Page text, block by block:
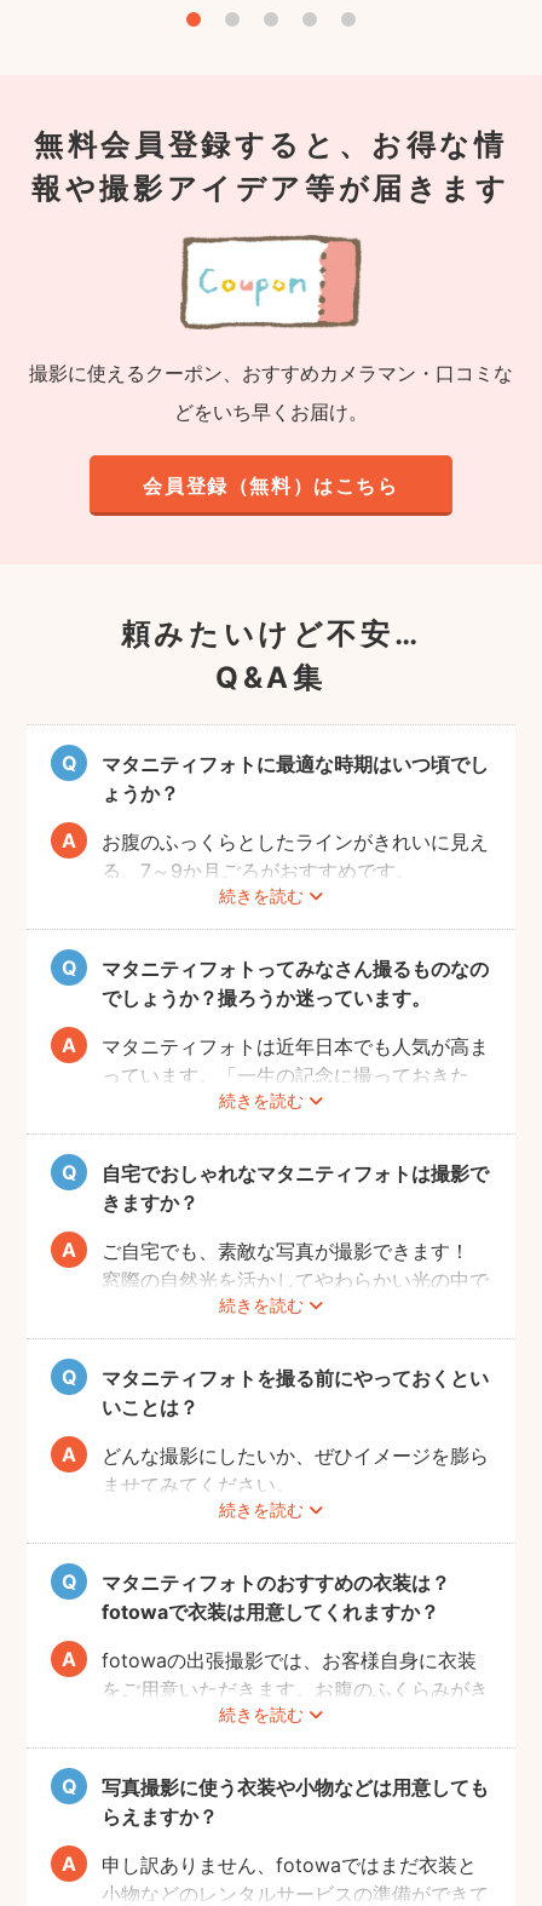
無料会員登録すると、お得な情
報や撮影アイデア等が届きます
撮影に使えるクーポン、おすすめカメラマン・口コミな
どをいち早くお届け。
会員登録（無料）はこちら
頼みたいけど不安…
Q&A集
マタニティフォトに最適な時期はいつ頃でし
ょうか？
続きを読む
お腹のふっくらとしたラインがきれいに見え
る、7～9か月ごろがおすすめです。
赤ちゃんが出産予定日よりも早く誕生するこ
ともありますので、臨月までの撮影をご検討
いただければと思います。
マタニティフォトってみなさん撮るものなの
でしょうか？撮ろうか迷っています。
続きを読む
マタニティフォトは近年日本でも人気が高ま
っています。「一生の記念に撮っておきた
い」と考える方が増えているようです。
また、マタニティフォトを撮るべきか迷って
いらっしゃる方の多くに、「衣装がはずかし
い」「素肌を見られたくない」と考える方も
多いようです。
fotowaではご自宅への出張も可能ですの
で、ご夫婦らしい装いで自然体なマタニティ
フォトを撮影いただけます。
ご近所の公園でカジュアルに撮影したり、素
肌をみせる衣装ではご自宅で撮影するなど、
撮影時間の範囲内でシーンを変えることも可
能です。
自宅でおしゃれなマタニティフォトは撮影で
きますか？
続きを読む
ご自宅でも、素敵な写真が撮影できます！
窓際の自然光を活かしてやわらかい光の中で
撮影するのが人気です。妊婦さんはお部屋の
お片付けも大変かと思いますが、撮影したい
場所周辺だけお片付けいただく程度で大丈夫
です。
マタニティフォトを撮る前にやっておくとい
いことは？
続きを読む
どんな撮影にしたいか、ぜひイメージを膨ら
ませてみてください。
Instagramやママ向けの雑誌などで、素敵な
撮影事例を見たり、サッシュベルト等の撮影
小物について情報収集するのも楽しいです
よ。また、何より大事なのは被写体のママと
お腹の赤ちゃんの健康です。当日無理せず撮
影を行えるよう、日々健やかに過ごしていた
だければと思います。
マタニティフォトのおすすめの衣装は？
fotowaで衣装は用意してくれますか？
続きを読む
fotowaの出張撮影では、お客様自身に衣装
をご用意いただきます。お腹のふくらみがき
れいに見える薄手のお洋服や、チューブトッ
プにスカート等で、素肌を写すスタイルも人
気です。どうぞお好きな衣装で撮影を楽しん
でくださいね。
写真撮影に使う衣装や小物などは用意しても
らえますか？
申し訳ありません、fotowaではまだ衣装と
小物などのレンタルサービスの準備ができて